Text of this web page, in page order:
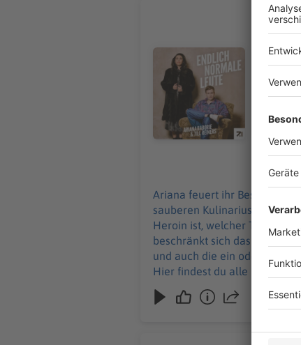
Audiotitel - #89 Das Zepter
#89
Ariana
Podcast „Endlich
demnächst auf
ein oder
Ariana feuert ihr Best-of-
sauberen Kulinarius definiert.
Heroin ist, welcher Teig ist
beschränkt sich das Corona-Virus
und auch die ein oder andere überraschende
Hier findest du alle Infos &